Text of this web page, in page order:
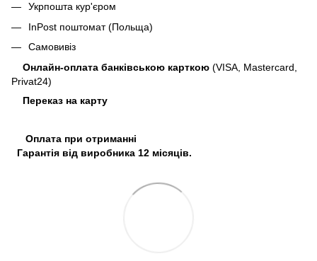
Укрпошта кур'єром
InPost поштомат (Польща)
Самовивіз
Онлайн-оплата банківською карткою (VISA, Mastercard,
Privat24)
Переказ на карту
Оплата при отриманні
Гарантія від виробника 12 місяців.